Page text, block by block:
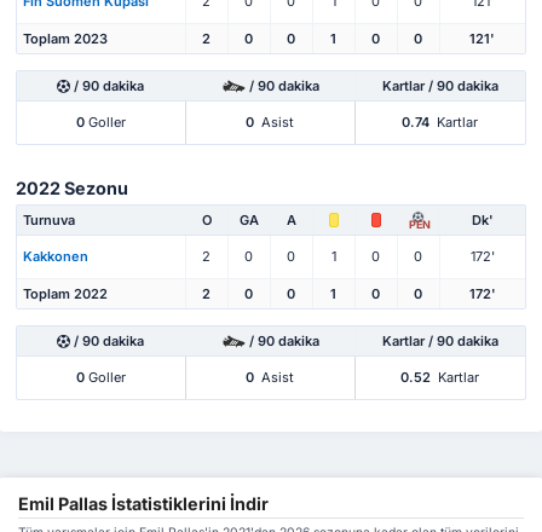
Toplam 2023 2 0 0 1 0 0 121'
/ 90 dakika / 90 dakika Kartlar / 90 dakika
0Goller 0 Asist 0.74 Kartlar
2022 Sezonu
Turnuva O GA A PEN Dk'
Kakkonen 2 0 0 1 0 0 172'
Toplam 2022 2 0 0 1 0 0 172'
/ 90 dakika / 90 dakika Kartlar / 90 dakika
0Goller 0 Asist 0.52 Kartlar
Emil Pallas İstatistiklerini İndir